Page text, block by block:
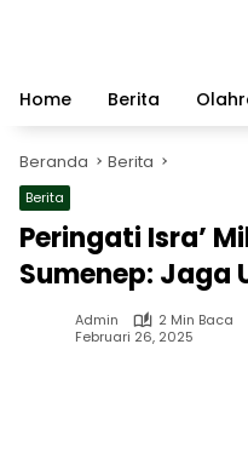
Home
Berita
Beranda Berita
Berita
Peringati Isra’
Sumenep: Jaga
Admin
2 Min Baca
Februari 26, 2025